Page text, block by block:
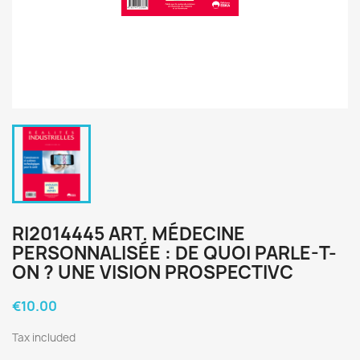
RI2014445 ART. MÉDECINE
PERSONNALISÉE : DE QUOI PARLE-T-
ON ? UNE VISION PROSPECTIVC
€10.00
Tax included